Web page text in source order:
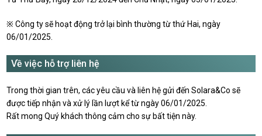
※ Công ty sẽ hoạt động trở lại bình thường từ thứ Hai, ngày
06/01/2025.
Về việc hỗ trợ liên hệ
Trong thời gian trên, các yêu cầu và liên hệ gửi đến Solara&Co sẽ
được tiếp nhận và xử lý lần lượt kể từ ngày 06/01/2025.
Rất mong Quý khách thông cảm cho sự bất tiện này.